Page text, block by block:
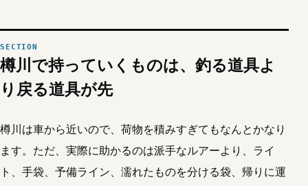
樽川で持っていくものは、釣る道具よ
り戻る道具が先
樽川は車から近いので、荷物を積みすぎてもなんとかなり
ます。ただ、実際に助かるのは派手なルアーより、ライ
ト、手袋、予備ライン、濡れたものを分ける袋、帰りに運